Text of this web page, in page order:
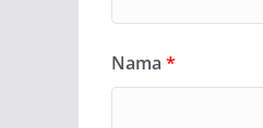
Nama *